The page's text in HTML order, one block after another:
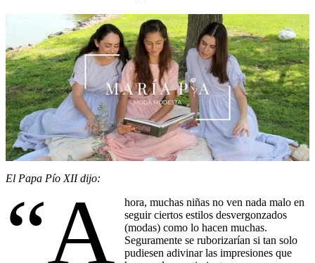
El Papa Pío XII dijo:
“A
hora, muchas niñas no ven nada malo en
seguir ciertos estilos desvergonzados
(modas) como lo hacen muchas.
Seguramente se ruborizarían si tan solo
pudiesen adivinar las impresiones que